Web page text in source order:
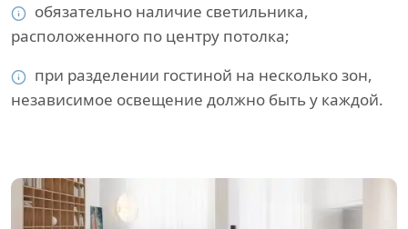
обязательно наличие светильника,
расположенного по центру потолка;
при разделении гостиной на несколько зон,
независимое освещение должно быть у каждой.